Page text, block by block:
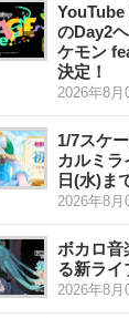
のDay2
ケモン
決定！
2026年8
1/7スケ
カルミラ
日(水)ま
2026年8
ボカロ音
る新ライ
2026年8